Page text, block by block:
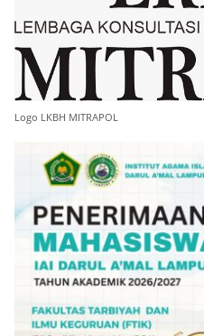
Logo LKBH MITRAPOL